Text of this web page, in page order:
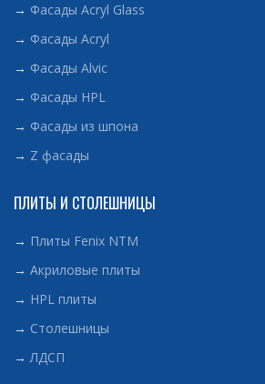
→ Фасады Acryl Glass
→ Фасады Acryl
→ Фасады Alvic
→ Фасады HPL
→ Фасады из шпона
→ Z фасады
ПЛИТЫ И СТОЛЕШНИЦЫ
→ Плиты Fenix NTM
→ Акриловые плиты
→ HPL плиты
→ Столешницы
→ЛДСП